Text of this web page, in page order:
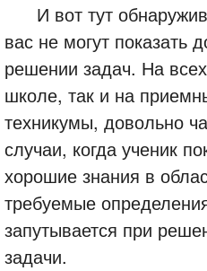
И вот тут
вас не могут показать
решении задач. На
школе, так и на
техникумы, довольно
случаи, когда ученик
хорошие знания в
требуемые
запутывается при
задачи.